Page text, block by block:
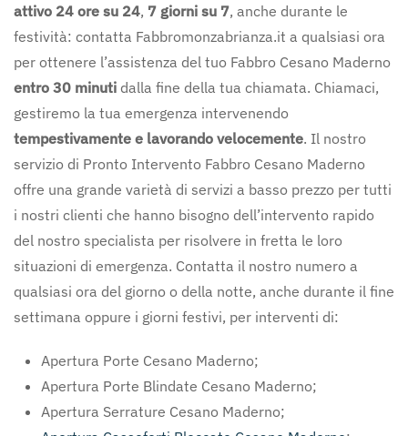
attivo 24 ore su 24, 7 giorni su 7, anche durante le
festività: contatta Fabbromonzabrianza.it a qualsiasi ora
per ottenere l’assistenza del tuo Fabbro Cesano Maderno
entro 30 minuti dalla fine della tua chiamata. Chiamaci,
gestiremo la tua emergenza intervenendo
tempestivamente e lavorando velocemente. Il nostro
servizio di Pronto Intervento Fabbro Cesano Maderno
offre una grande varietà di servizi a basso prezzo per tutti
i nostri clienti che hanno bisogno dell’intervento rapido
del nostro specialista per risolvere in fretta le loro
situazioni di emergenza. Contatta il nostro numero a
qualsiasi ora del giorno o della notte, anche durante il fine
settimana oppure i giorni festivi, per interventi di:
Apertura Porte Cesano Maderno;
Apertura Porte Blindate Cesano Maderno;
Apertura Serrature Cesano Maderno;